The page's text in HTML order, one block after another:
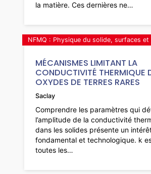
la matière. Ces dernières ne…
MÉCANISMES LIMITANT LA
CONDUCTIVITÉ THERMIQUE
OXYDES DE TERRES RARES
NFMQ : Physique du solide, surfaces et
Saclay
Comprendre les paramètres qui
l’amplitude de la conductivité
dans les solides présente un
fondamental et technologique. k
toutes les…